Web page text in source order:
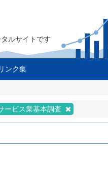
ルサイトです
リンク集
ービス業基本調査